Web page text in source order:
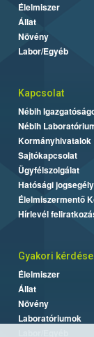
Élelmiszer
Állat
Növény
Labor/Egyéb
Kapcsolat
Nébih
Nébih
Kormányhivatalok
Sajtókapcsolat
Ügyfélszolgálat
Hatósági jogsegély
Élelmiszermentő
Hírlevél
Gyakori
Élelmiszer
Állat
Növény
Laboratóriumok